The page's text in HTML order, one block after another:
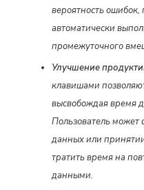
вероятность ошибок,
автоматически
промежуточного
Улучшение
клавишами
высвобождая время
Пользователь может
данных или
тратить время на
данными.